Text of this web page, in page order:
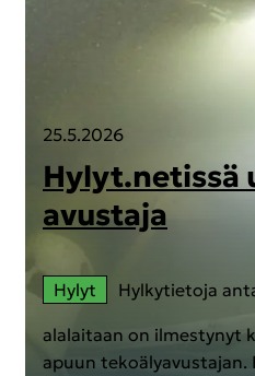
25.5.2026
Hylyt.ne­tis­sä
avus­ta­ja
Hylyt Hyl­ky­tie­to­ja
ala­lai­taan on il­mes­ty­nyt
apuun